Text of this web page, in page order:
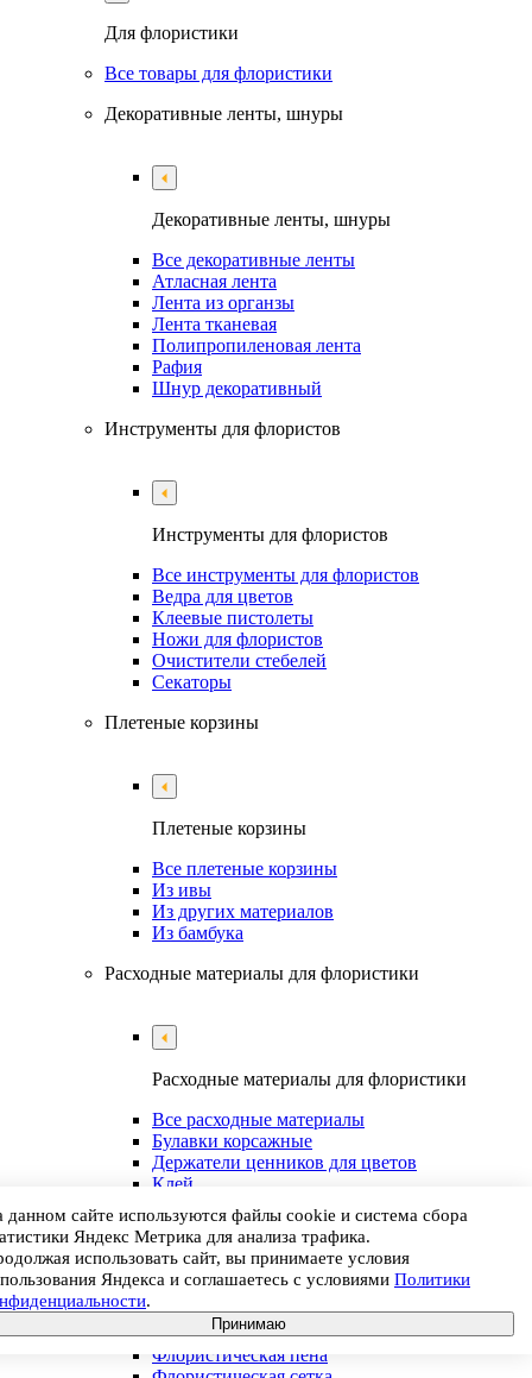
Для флористики
Все товары для флористики
Декоративные ленты, шнуры
Декоративные ленты, шнуры
Все декоративные ленты
Атласная лента
Лента из органзы
Лента тканевая
Полипропиленовая лента
Рафия
Шнур декоративный
Инструменты для флористов
Инструменты для флористов
Все инструменты для флористов
Ведра для цветов
Клеевые пистолеты
Ножи для флористов
Очистители стебелей
Секаторы
Плетеные корзины
Плетеные корзины
Все плетеные корзины
Из ивы
Из других материалов
Из бамбука
Расходные материалы для флористики
Расходные материалы для флористики
Все расходные материалы
Булавки корсажные
Держатели ценников для цветов
Клей
Краски для цветов
Лента флористическая
Подставки для флористической пены
Пробирки для цветов
Проволока
Средства для обработки инструментов
Фиксаторы и крепежи для цветов
Флористическая пена
данном сайте используются файлы cookie и система сбора
Яндекс Метрика для анализа трафика.
использовать сайт, вы принимаете условия
Яндекса и соглашаетесь с условиями Политики
.
Принимаю